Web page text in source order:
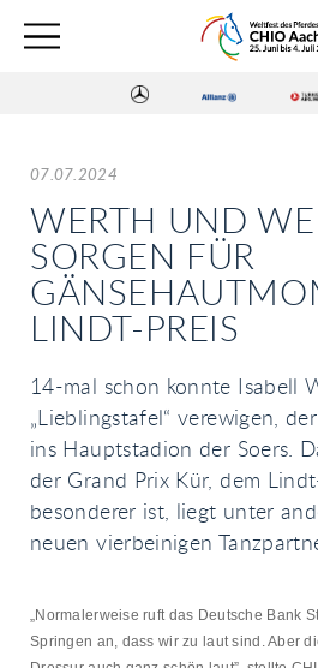
07.07.2024
WERTH UND
SORGEN FÜR
LINDT-PREIS
14-mal schon konnte Isabell
„Lieblingstafel“ verewigen,
ins Hauptstadion der Soers.
der Grand Prix Kür, dem
besonderer ist, liegt unter
neuen vierbeinigen
„Normalerweise ruft das Deutsche Bank
Springen an, dass wir zu laut sind. Aber